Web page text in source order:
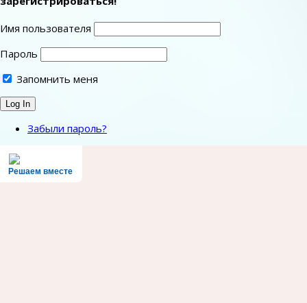
Имя пользователя
Пароль
Запомнить меня
Забыли пароль?
Решаем вместе